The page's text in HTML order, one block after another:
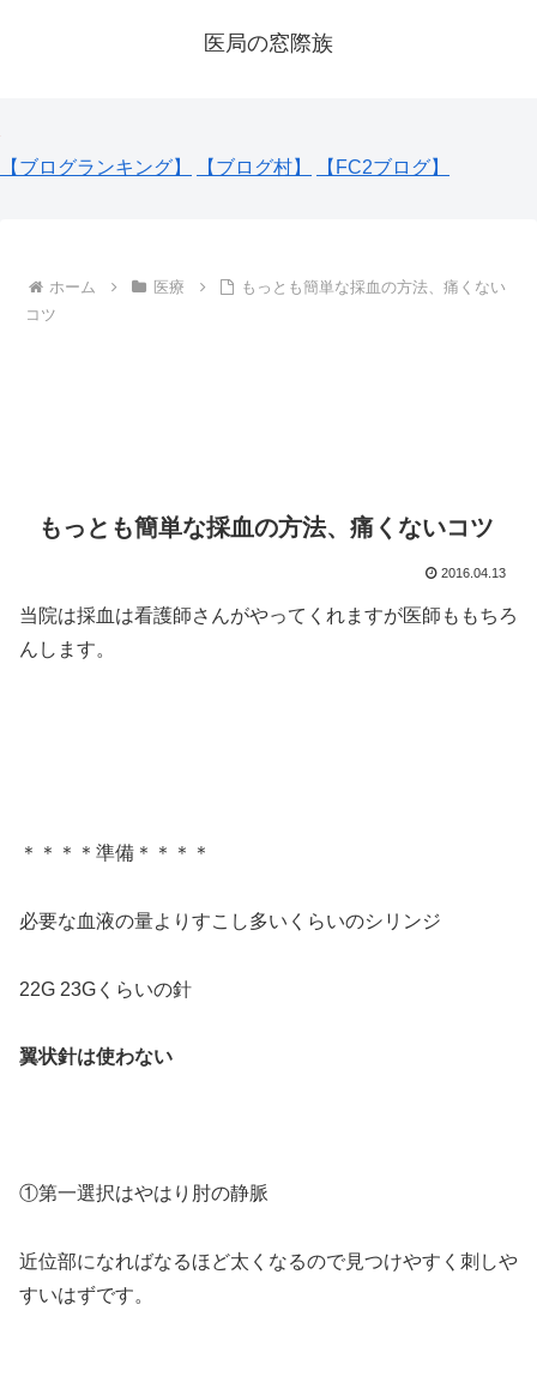
医局の窓際族
【ブログランキング】 【ブログ村】 【FC2ブログ】
ホーム 医療
もっとも簡単な採血の方法、痛くない
コツ
もっとも簡単な採血の方法、痛くないコツ
2016.04.13
当院は採血は看護師さんがやってくれますが医師ももちろ
んします。
＊＊＊＊準備＊＊＊＊
必要な血液の量よりすこし多いくらいのシリンジ
22G 23Gくらいの針
翼状針は使わない
①第一選択はやはり肘の静脈
近位部になればなるほど太くなるので見つけやすく刺しや
すいはずです。